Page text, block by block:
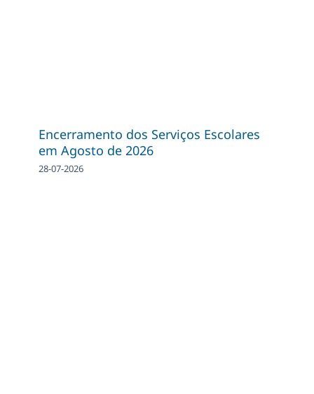
Encerramento dos Serviços Escolares
em Agosto de 2026
28-07-2026